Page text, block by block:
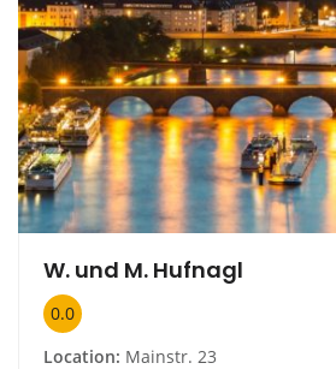
W. und M. Hufnagl
0.0
Location: Mainstr. 23